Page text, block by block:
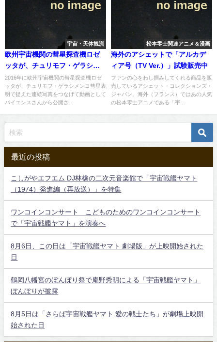
宇宙・天体観測
欧州宇宙機関の彗星探査機ロゼ
ッタが、チュリモフ・ゲラシメ
ンコ彗星表明で捉えた連続写真
2016年に欧州宇宙機関の彗星探査機ロゼ
ッタが、チュリモフ・ゲラシメンコ彗星表
明で捉えた連続写真をつなげて動画として
バイエンスさんから公開さ...
松本零士関連アニメ＆漫画
海外のアシェットで「アルカデ
ィア号（TV Ver.）」試験販売中
ファンの心をわし掴みしてくれる商品を販
売しているアシェット・コレクションズ・
ジャパン。海外（フランス）ではあの人気
の松本零士アニメである「宇...
最近の投稿
こしがやエフエム DJ林檎の二次元音楽館で「宇宙戦艦ヤマト
（1974）発進編（再放送）」を特集
ワンコインコンサート こどものためのワンコインコンサート
で「宇宙戦艦ヤマト」を演奏へ
8月6日、この日は「宇宙戦艦ヤマト 劇場版」が上映開始された
日
鶴岡八幡宮のぼんぼり祭で庵野秀明による「宇宙戦艦ヤマト」
ぼんぼりが披露
8月5日は「さらば宇宙戦艦ヤマト 愛の戦士たち」が劇場上映開
始された日